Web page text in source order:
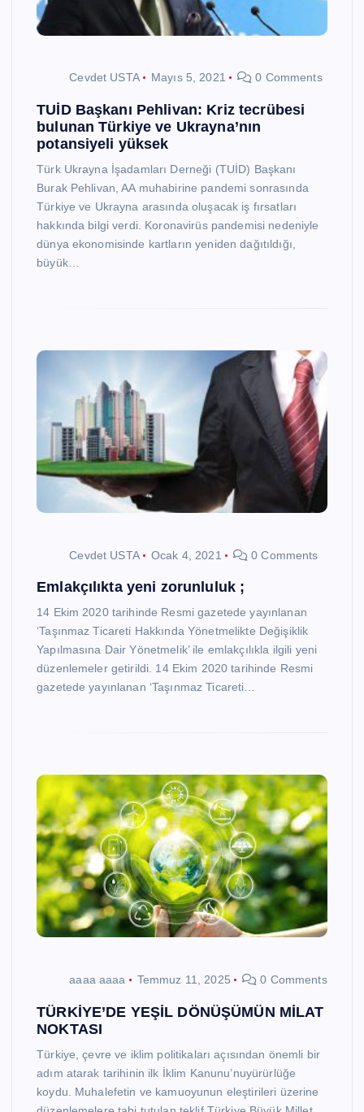
Cevdet USTA Mayıs 5, 2021 0 Comments
TUİD Başkanı Pehlivan: Kriz tecrübesi
bulunan Türkiye ve Ukrayna’nın
potansiyeli yüksek
Türk Ukrayna İşadamları Derneği (TUİD) Başkanı
Burak Pehlivan, AA muhabirine pandemi sonrasında
Türkiye ve Ukrayna arasında oluşacak iş fırsatları
hakkında bilgi verdi. Koronavirüs pandemisi nedeniyle
dünya ekonomisinde kartların yeniden dağıtıldığı,
büyük…
Cevdet USTA Ocak 4, 2021 0 Comments
Emlakçılıkta yeni zorunluluk ;
14 Ekim 2020 tarihinde Resmi gazetede yayınlanan
‘Taşınmaz Ticareti Hakkında Yönetmelikte Değişiklik
Yapılmasına Dair Yönetmelik’ ile emlakçılıkla ilgili yeni
düzenlemeler getirildi. 14 Ekim 2020 tarihinde Resmi
gazetede yayınlanan ‘Taşınmaz Ticareti…
aaaa aaaa Temmuz 11, 2025 0 Comments
TÜRKİYE’DE YEŞİL DÖNÜŞÜMÜN MİLAT
NOKTASI
Türkiye, çevre ve iklim politikaları açısından önemli bir
adım atarak tarihinin ilk İklim Kanunu’nuyürürlüğe
koydu. Muhalefetin ve kamuoyunun eleştirileri üzerine